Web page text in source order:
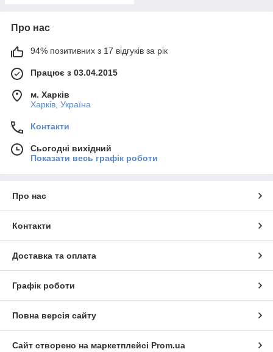
Про нас
94% позитивних з 17 відгуків за рік
Працює з 03.04.2015
м. Харків
Харків, Україна
Контакти
Сьогодні вихідний
Показати весь графік роботи
Про нас
Контакти
Доставка та оплата
Графік роботи
Повна версія сайту
Сайт створено на маркетплейсі Prom.ua